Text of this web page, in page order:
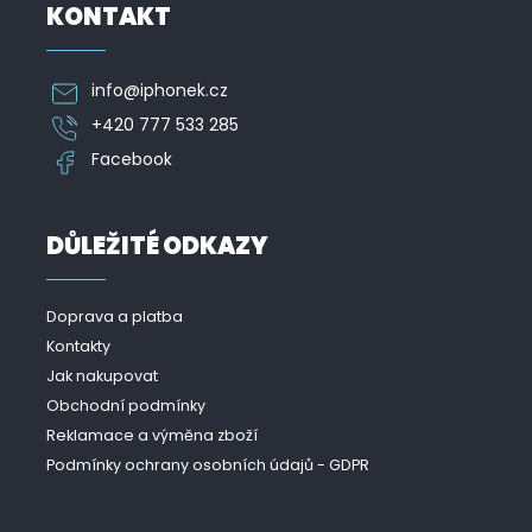
KONTAKT
info@iphonek.cz
+420 777 533 285
Facebook
DŮLEŽITÉ ODKAZY
Doprava a platba
Kontakty
Jak nakupovat
Obchodní podmínky
Reklamace a výměna zboží
Podmínky ochrany osobních údajů - GDPR